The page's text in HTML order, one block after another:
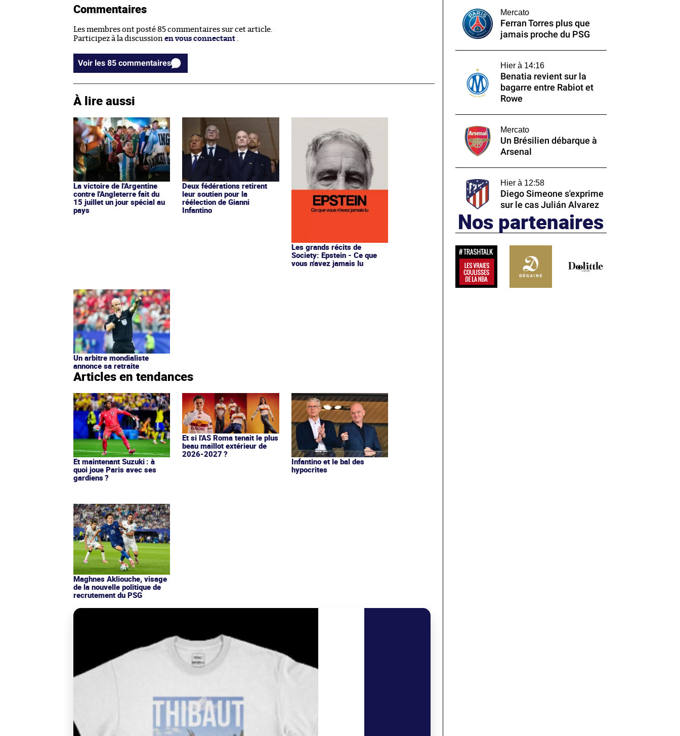
Commentaires
Les membres ont posté 85 commentaires sur cet article.
Participez à la discussion en vous connectant
Voir les 85 commentaires
À lire aussi
La victoire de l'Argentine
contre l'Angleterre fait du
15 juillet un jour spécial au
pays
Deux fédérations retirent
leur soutien pour la
réélection de Gianni
Infantino
Les grands récits de
Society: Epstein - Ce que
vous n'avez jamais lu
Un arbitre mondialiste
annonce sa retraite
Articles en tendances
Et maintenant Suzuki : à
quoi joue Paris avec ses
gardiens ?
Et si l'AS Roma tenait le plus
beau maillot extérieur de
2026-2027 ?
Infantino et le bal des
hypocrites
Maghnes Akliouche, visage
de la nouvelle politique de
recrutement du PSG
Mercato
Ferran Torres plus que
jamais proche du PSG
Hier à 14:16
Benatia revient sur la
bagarre entre Rabiot et
Rowe
Mercato
Un Brésilien débarque à
Arsenal
Hier à 12:58
Diego Simeone s'exprime
sur le cas Julián Alvarez
Nos partenaires